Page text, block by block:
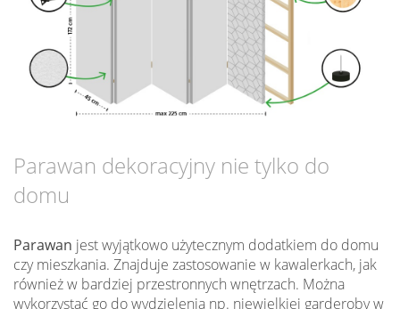
Parawan dekoracyjny nie tylko do
domu
Parawan jest wyjątkowo użytecznym dodatkiem do domu
czy mieszkania. Znajduje zastosowanie w kawalerkach, jak
również w bardziej przestronnych wnętrzach. Można
wykorzystać go do wydzielenia np. niewielkiej garderoby w